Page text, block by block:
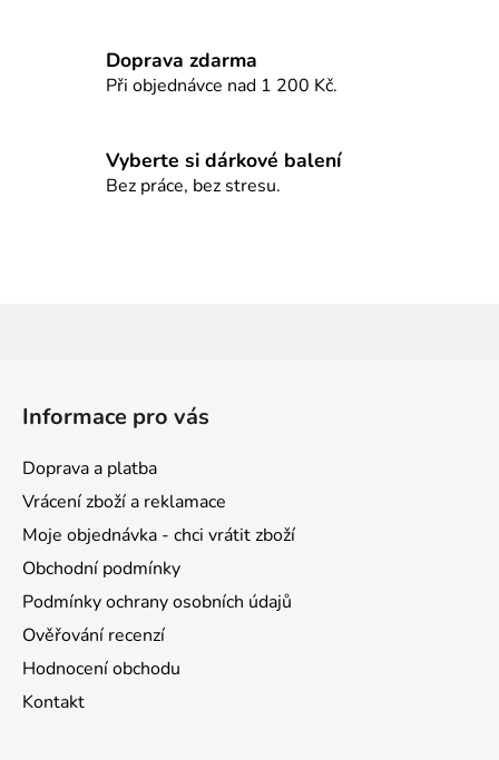
Doprava zdarma
Při objednávce nad 1 200 Kč.
Vyberte si dárkové balení
Bez práce, bez stresu.
Informace pro vás
Doprava a platba
Vrácení zboží a reklamace
Moje objednávka - chci vrátit zboží
Obchodní podmínky
Podmínky ochrany osobních údajů
Ověřování recenzí
Hodnocení obchodu
Kontakt